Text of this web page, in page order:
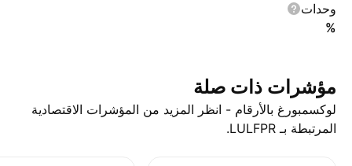
وحدات
%
مؤشرات ذات صلة
لوكسمبورغ بالأرقام - انظر المزيد من المؤشرات الاقتصادية
المرتبطة بـ LULFPR.